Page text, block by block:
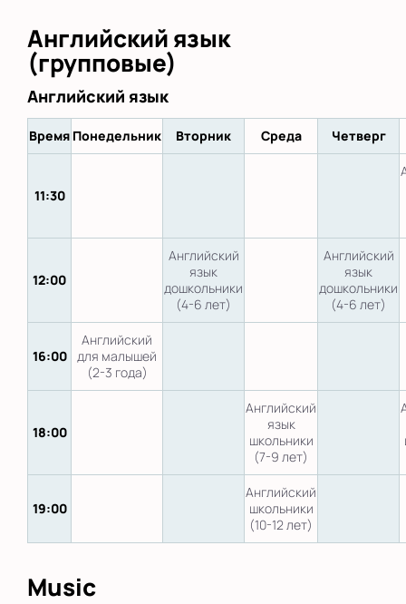
Английский язык
(групповые)
Английский язык
Время Понедельник Вторник Среда Четверг
11:30
12:00
Английский
язык
дошкольники
(4-6 лет)
Английский
язык
дошкольники
(4-6 лет)
16:00
Английский
для малышей
(2-3 года)
18:00
Английский
язык
школьники
(7-9 лет)
19:00
Английский
школьники
(10-12 лет)
Music